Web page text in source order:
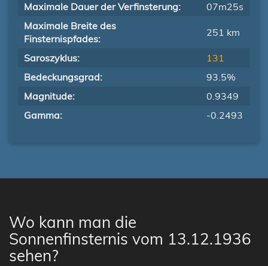
Maximale Dauer der Verfinsterung:
07m25s
Maximale Breite des
Finsternispfades:
251 km
Saroszyklus:
131
Bedeckungsgrad:
93.5%
Magnitude:
0.9349
Gamma:
-0.2493
Wo kann man die
Sonnenfinsternis vom 13.12.1936
sehen?